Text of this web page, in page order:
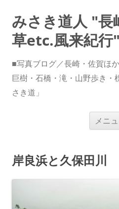
みさき道人 "長
草etc.風来紀行"
■写真ブログ／長崎・佐賀ほ
巨樹・石橋・滝・山野歩き・
さき道」
メニ
岸良浜と久保田